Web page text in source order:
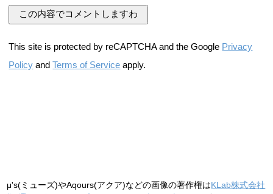
This site is protected by reCAPTCHA and the Google Privacy
Policy andTerms of Service apply.
μ's(ミューズ)やAqours(アクア)などの画像の著作権はKLab株式会社